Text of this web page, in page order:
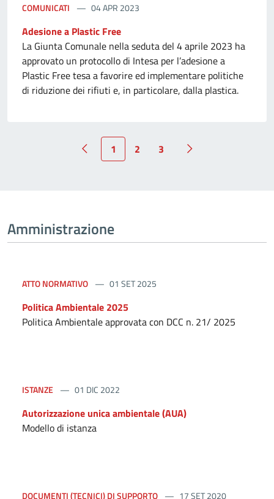
COMUNICATI 04 APR 2023
Adesione a Plastic Free
La Giunta Comunale nella seduta del 4 aprile 2023 ha
approvato un protocollo di Intesa per l’adesione a
Plastic Free tesa a favorire ed implementare politiche
di riduzione dei rifiuti e, in particolare, dalla plastica.
1 2 3
Amministrazione
ATTO NORMATIVO 01 SET 2025
Politica Ambientale 2025
Politica Ambientale approvata con DCC n. 21/ 2025
ISTANZE 01 DIC 2022
Autorizzazione unica ambientale (AUA)
Modello di istanza
DOCUMENTI (TECNICI) DI SUPPORTO 17 SET 2020